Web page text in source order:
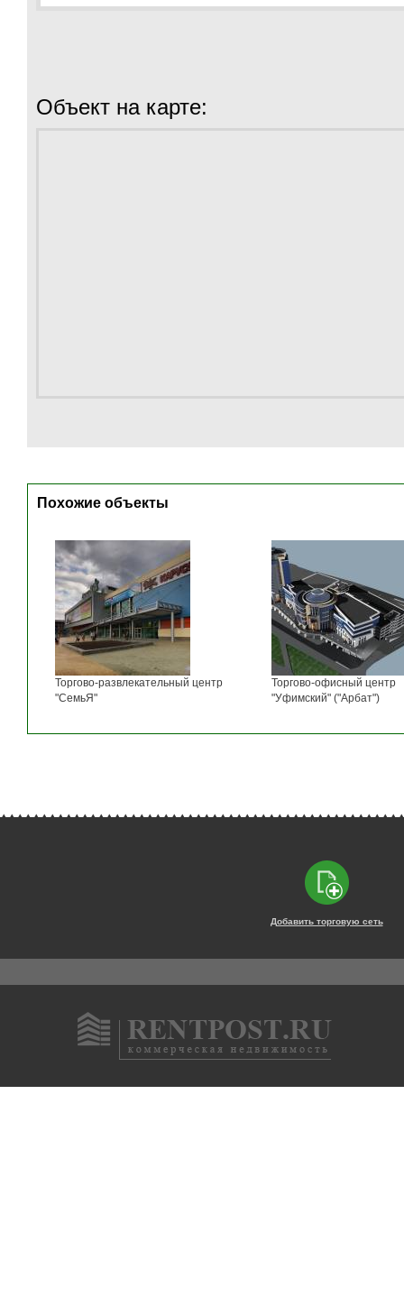
Объект на карте:
Похожие объекты
Торгово-развлекательный центр
"СемьЯ"
Торгово-офисный центр
"Уфимский" ("Арбат")
Добавить торговую сеть